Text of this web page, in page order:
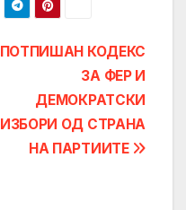
ПОТПИШАН КОДЕКС
ЗА ФЕР И
ДЕМОКРАТСКИ
ИЗБОРИ ОД СТРАНА
НА ПАРТИИТЕ